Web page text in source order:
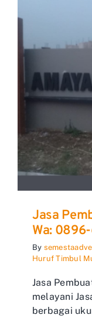
Jasa
Wa:
By
Huruf Timbul
Jasa
melayani
berbagai